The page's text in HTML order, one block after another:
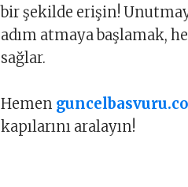
bir şekilde erişin!
adım atmaya başlamak,
sağlar.
Hemen
kapılarını aralayın!